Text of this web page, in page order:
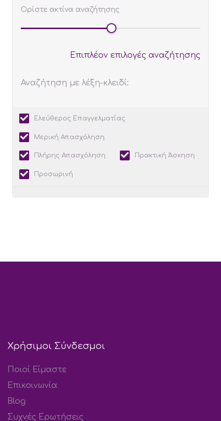
Ορίστε ακτίνα αναζήτησης
Επιπλέον επιλογές αναζήτησης
Αναζήτηση με λέξη-κλειδί:
Ελεύθερος Επαγγελματίας
Μερική Απασχόληση
Πλήρης Απασχόληση Πρακτική Άσκηση
Προσωρινή
Χρήσιμοι Σύνδεσμοι
Ποιοί Είμαστε
Επικοινωνία
Blog
Συχνές Ερωτήσεις